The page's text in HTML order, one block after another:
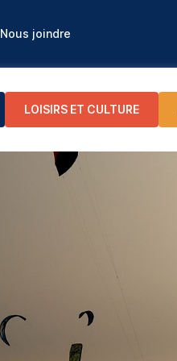
Nous joindre
LOISIRS ET CULTURE